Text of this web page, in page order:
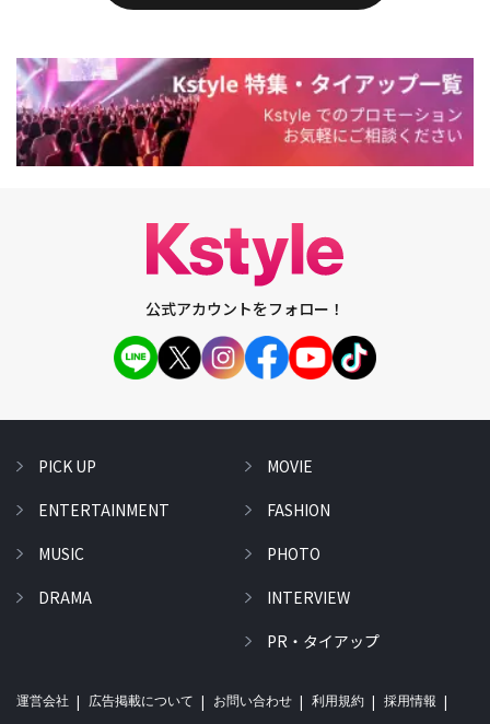
公式アカウントをフォロー！
PICK UP
ENTERTAINMENT
MUSIC
DRAMA
MOVIE
FASHION
PHOTO
INTERVIEW
PR・タイアップ
運営会社 広告掲載について お問い合わせ 利用規約 採用情報